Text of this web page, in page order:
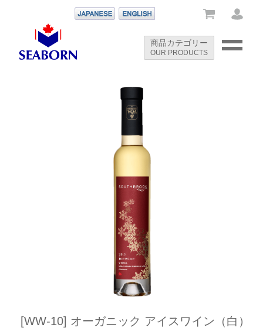
[WW-10] オーガニック アイスワイン（白）
商品カテゴリー
OUR PRODUCTS